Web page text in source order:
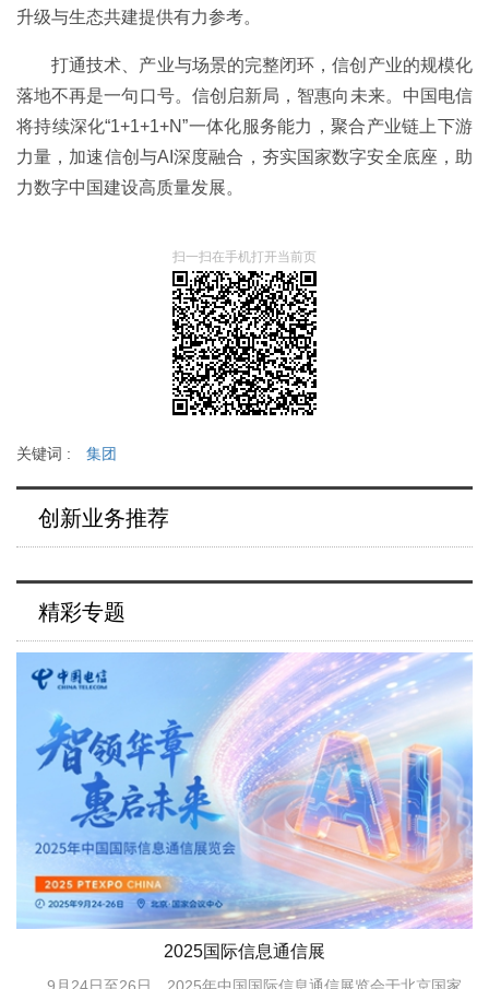
升级与生态共建提供有力参考。
打通技术、产业与场景的完整闭环，信创产业的规模化
落地不再是一句口号。信创启新局，智惠向未来。中国电信
将持续深化“1+1+1+N”一体化服务能力，聚合产业链上下游
力量，加速信创与AI深度融合，夯实国家数字安全底座，助
力数字中国建设高质量发展。
扫一扫在手机打开当前页
关键词 : 集团
创新业务推荐
精彩专题
2025国际信息通信展
9月24日至26日，2025年中国国际信息通信展览会于北京国家